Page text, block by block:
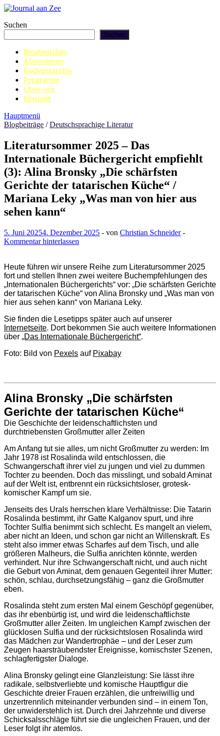
Zum
springen
Journal aan Zee
Suchen
Suchen
Blogbeiträge
Abonnieren
Podcastarchiv
Programm
Über uns
Kontakt
Hauptmenü
Blogbeiträge /Deutschsprachige Literatur
Literatursommer 2025 – Das
Internationale Büchergericht empfiehlt
(3): Alina Bronsky „Die schärfsten
Gerichte der tatarischen Küche“ /
Mariana Leky „Was man von hier aus
sehen kann“
5. Juni 20254. Dezember 2025 - von Christian Schneider-
Kommentar hinterlassen
Heute führen wir unsere Reihe zum Literatursommer 2025
fort und stellen Ihnen zwei weitere Buchempfehlungen des
„Internationalen Büchergerichts“ vor: „Die schärfsten Gerichte
der tatarischen Küche“ von Alina Bronsky und „Was man von
hier aus sehen kann“ von Mariana Leky.
Sie finden die Lesetipps später auch auf unserer
Internetseite. Dort bekommen Sie auch weitere Informationen
über „Das Internationale Büchergericht“.
Foto: Bild von Pexels auf Pixabay
Alina Bronsky „Die schärfsten
Gerichte der tatarischen Küche“
Die Geschichte der leidenschaftlichsten und
durchtriebensten Großmutter aller Zeiten
Am Anfang tut sie alles, um nicht Großmutter zu werden: Im
Jahr 1978 ist Rosalinda wild entschlossen, die
Schwangerschaft ihrer viel zu jungen und viel zu dummen
Tochter zu beenden. Doch das misslingt, und sobald Aminat
auf der Welt ist, entbrennt ein rücksichtsloser, grotesk-
komischer Kampf um sie.
Jenseits des Urals herrschen klare Verhältnisse: Die Tatarin
Rosalinda bestimmt, ihr Gatte Kalganov spurt, und ihre
Tochter Sulfia benimmt sich schlecht. Es mangelt an vielem,
aber nicht an Ideen, und schon gar nicht an Willenskraft. Es
steht also immer etwas Scharfes auf dem Tisch, und alle
größeren Malheurs, die Sulfia anrichten könnte, werden
verhindert. Nur ihre Schwangerschaft nicht, und auch nicht
die Geburt von Aminat, dem genauen Gegenteil ihrer Mutter:
schön, schlau, durchsetzungsfähig – ganz die Großmutter
eben.
Rosalinda steht zum ersten Mal einem Geschöpf gegenüber,
das ihr ebenbürtig ist, und wird die leidenschaftlichste
Großmutter aller Zeiten. Im ungleichen Kampf zwischen der
glücklosen Sulfia und der rücksichtslosen Rosalinda wird
das Mädchen zur Wandertrophäe – und der Leser zum
Zeugen haarsträubendster Ereignisse, komischster Szenen,
schlagfertigster Dialoge.
Alina Bronsky gelingt eine Glanzleistung: Sie lässt ihre
radikale, selbstverliebte und komische Hauptfigur die
Geschichte dreier Frauen erzählen, die unfreiwillig und
unzertrennlich miteinander verbunden sind – in einem Ton,
der unwiderstehlich ist. Durch drei Jahrzehnte und diverse
Schicksalsschläge führt sie die ungleichen Frauen, und der
Leser folgt ihr atemlos.